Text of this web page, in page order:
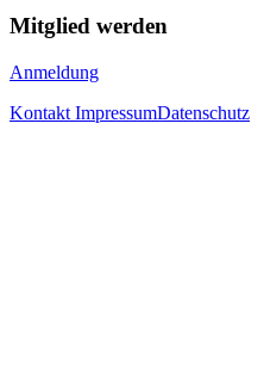
Mitglied werden
Anmeldung
Kontakt ImpressumDatenschutz